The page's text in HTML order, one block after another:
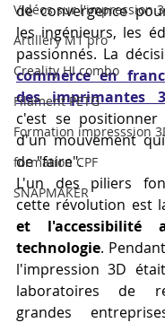
Vidéos sur l'impression
Artillery M1 pro
Creality HI combo
Filament PETG
Formation impresssion
formation CPF
SNAPMAKER
de convergence
les ingénieurs, les
passionnés. La
commerce en
des imprimantes
c'est se positionner
d'un mouvement
de "faire".
L'un des piliers
cette révolution est
et l'accessibilité
technologie.
l'impression 3D
laboratoires de
grandes